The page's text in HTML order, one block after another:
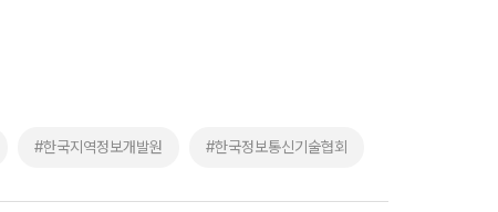
#한국지역정보개발원 #한국정보통신기술협회